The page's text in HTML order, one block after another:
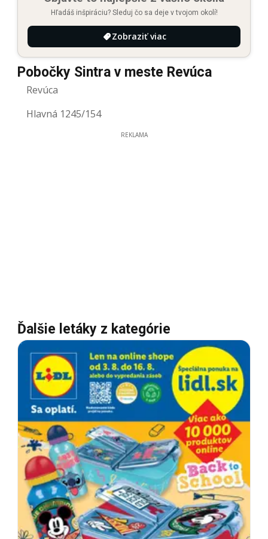
Hľadáš inšpiráciu? Sleduj čo sa deje v tvojom okolí!
Zobraziť viac
Pobočky Sintra v meste Revúca
Revúca
Hlavná 1245/154
REKLAMA
Ďalšie letáky z kategórie